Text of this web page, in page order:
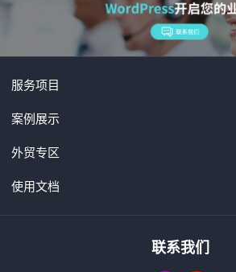
服务项目
案例展示
外贸专区
使用文档
联系我们